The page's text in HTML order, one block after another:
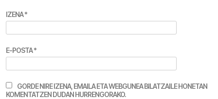
IZENA*
E-POSTA*
GORDE NIRE IZENA, EMAILA ETA WEBGUNEA BILATZAILE HONETAN
KOMENTATZEN DUDAN HURRENGORAKO.